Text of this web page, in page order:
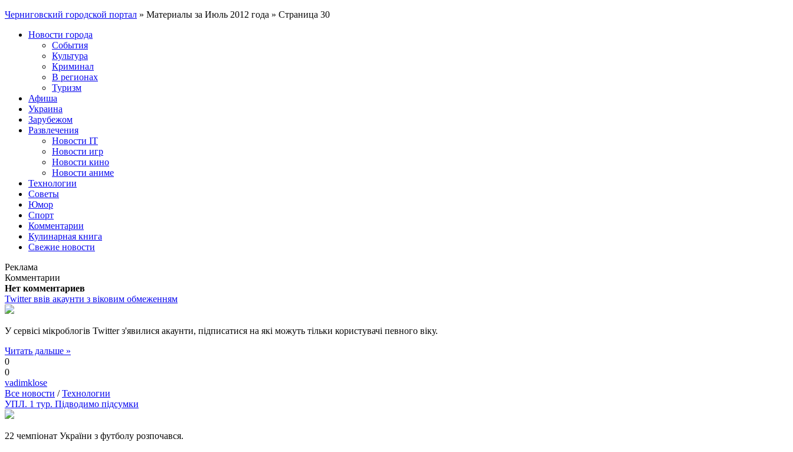
Черниговский городской портал » Материалы за Июль 2012 года » Страница 30
Новости города
События
Культура
Криминал
В регионах
Туризм
Афиша
Украина
Зарубежом
Развлечения
Новости IT
Новости игр
Новости кино
Новости аниме
Технологии
Советы
Юмор
Спорт
Комментарии
Кулинарная книга
Свежие новости
Реклама
Комментарии
Нет комментариев
Twitter ввів акаунти з віковим обмеженням
У сервісі мікроблогів Twitter з'явилися акаунти, підписатися на які можуть тільки користувачі певного віку.
Читать дальше »
0
0
vadimklose
Все новости /Технологии
УПЛ. 1 тур. Підводимо підсумки
22 чемпіонат України з футболу розпочався.